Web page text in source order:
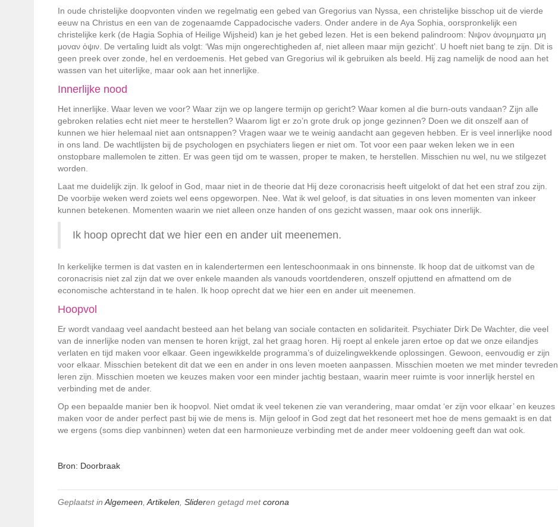
In oude christelijke doopvonten vinden we regelmatig een gebed van Gregorius van Nyssa, een christelijke bisschop uit de vierde
eeuw na Christus en een van de zogenaamde Cappadocische vaders. Onder andere in de Aya Sophia, oorspronkelijk een
christelijke kerk (de Hagia Sophia of Heilige Wijsheid) kan je het gebed lezen. Het is een bekend palindroom: Nιψον ἀνομηματα μη
μοναν ὀψιν. De vertaling luidt als volgt: ‘Was mijn ongerechtigheden af, niet alleen maar mijn gezicht’. U hoeft niet bang te zijn. Dit is
geen preek over zonde, hel en verdoemenis. Het gebed van Gregorius wil ik gebruiken als beeld. Hij zag namelijk de nood aan het
wassen van het uiterlijke, maar ook aan het innerlijke.
Innerlijke nood
Het innerlijke. Waar leven we voor? Waar zijn we op langere termijn op gericht? Waar komen al die burn-outs vandaan? Zijn alle
gebroken relaties echt niet meer te herstellen? Waarom ligt er zo’n grote druk op jonge gezinnen? Doen we dit onszelf aan of
kunnen we hier helemaal niet aan ontsnappen? Vragen waar we te weinig aandacht aan gegeven hebben. Er is veel innerlijke nood
in ons land. De wachtlijsten bij de psychologen en psychiaters liegen er niet om. Tot voor een paar weken leken we in een
onstopbare mallemolen te zitten. Er was geen tijd om te wassen, proper te maken, te herstellen. Misschien nu wel, nu we stilgezet
worden.
Laat me duidelijk zijn. Ik geloof in God, maar niet in de theorie dat Hij deze coronacrisis heeft uitgelokt of dat het een straf zou zijn.
De voorbije weken werd zoiets wel eens opgeworpen. Nee. Wat ik wel geloof, is dat situaties in ons leven momenten van inkeer
kunnen betekenen. Momenten waarin we niet alleen onze handen of ons gezicht wassen, maar ook ons innerlijk.
Ik hoop oprecht dat we hier een en ander uit meenemen.
In kerkelijke termen is dat vasten en in kalendertermen een lenteschoonmaak in ons binnenste. Ik hoop dat de uitkomst van de
coronacrisis niet zal zijn dat we over enkele maanden als vanouds voortdenderen, onszelf opjuttend en afmattend om de
economische achterstand in te halen. Ik hoop oprecht dat we hier een en ander uit meenemen.
Hoopvol
Er wordt vandaag veel aandacht besteed aan het belang van sociale contacten en solidariteit. Psychiater Dirk De Wachter, die veel
van de innerlijke noden van mensen te horen krijgt, zal het graag horen. Hij roept al enkele jaren ertoe op dat we onze eilandjes
verlaten en tijd maken voor elkaar. Geen ingewikkelde programma’s of duizelingwekkende oplossingen. Gewoon, eenvoudig er zijn
voor elkaar. Misschien betekent dit dat we een en ander in ons leven moeten aanpassen. Misschien moeten we met minder tevreden
leren zijn. Misschien moeten we keuzes maken voor een minder jachtig bestaan, waarin meer ruimte is voor innerlijk herstel en
verbinding met de ander.
Op een bepaalde manier ben ik hoopvol. Niet omdat ik veel tekenen zie van verandering, maar omdat ‘er zijn voor elkaar’ en keuzes
maken voor de ander perfect past bij wie de mens is. Mijn geloof in God zegt dat het resoneert met hoe de mens gemaakt is en dat
we ergens (soms diep vanbinnen) weten dat een harmonieuze verbinding met de ander meer voldoening geeft dan wat ook.
Bron: Doorbraak
Geplaatst inAlgemeen,Artikelen, Slideren getagd metcorona